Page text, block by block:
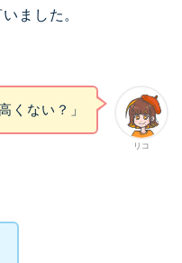
ました。
リコ
くない？」